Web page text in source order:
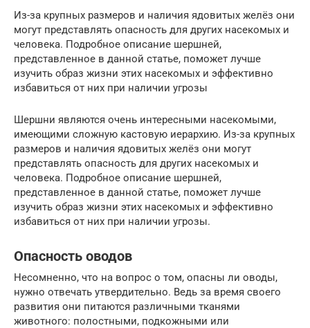
Из-за крупных размеров и наличия ядовитых желёз они
могут представлять опасность для других насекомых и
человека. Подробное описание шершней,
представленное в данной статье, поможет лучше
изучить образ жизни этих насекомых и эффективно
избавиться от них при наличии угрозы
Шершни являются очень интересными насекомыми,
имеющими сложную кастовую иерархию. Из-за крупных
размеров и наличия ядовитых желёз они могут
представлять опасность для других насекомых и
человека. Подробное описание шершней,
представленное в данной статье, поможет лучше
изучить образ жизни этих насекомых и эффективно
избавиться от них при наличии угрозы.
Опасность оводов
Несомненно, что на вопрос о том, опасны ли оводы,
нужно отвечать утвердительно. Ведь за время своего
развития они питаются различными тканями
животного: полостными, подкожными или